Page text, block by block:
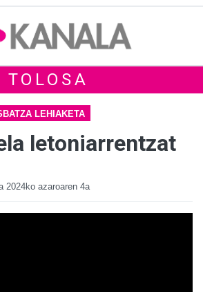
TOLOSA
LEHIAKETA
letoniarrentzat
2024ko azaroaren 4a